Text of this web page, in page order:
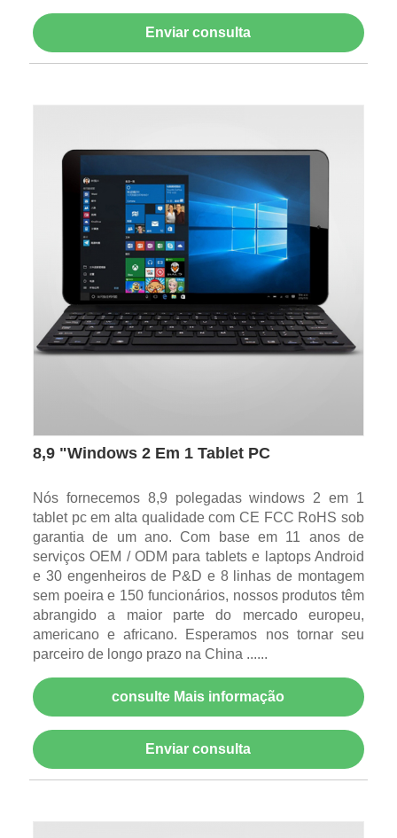
Enviar consulta
8,9 "Windows 2 Em 1 Tablet PC
Nós fornecemos 8,9 polegadas windows 2 em 1
tablet pc em alta qualidade com CE FCC RoHS sob
garantia de um ano. Com base em 11 anos de
serviços OEM / ODM para tablets e laptops Android
e 30 engenheiros de P&D e 8 linhas de montagem
sem poeira e 150 funcionários, nossos produtos têm
abrangido a maior parte do mercado europeu,
americano e africano. Esperamos nos tornar seu
parceiro de longo prazo na China ......
consulte Mais informação
Enviar consulta